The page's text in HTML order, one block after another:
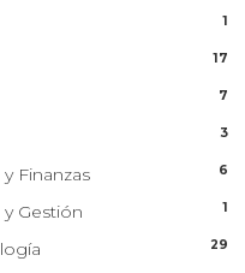
1
17
7
3
Finanzas 6
Gestión 1
29